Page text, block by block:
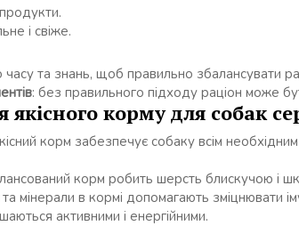
і свіже.
часу та знань, щоб правильно збалансувати
: без правильного підходу раціон може
корму для собак
корм забезпечує собаку всім
корм робить шерсть блискучою і
та мінерали в кормі допомагають зміцнювати
активними і енергійними.